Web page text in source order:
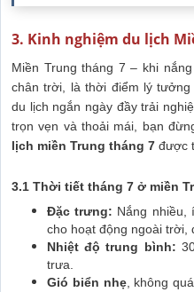
3. Kinh nghiệm du lịch
Miền Trung tháng 7 – khi
chân trời, là thời điểm lý
du lịch ngắn ngày đầy trải
trọn vẹn và thoải mái, bạn
lịch miền Trung tháng 7 được
3.1 Thời tiết tháng 7 ở miền
Đặc trưng: Nắng nhiều,
cho hoạt động ngoài trời,
Nhiệt độ trung bình:
trưa.
Gió biển nhẹ, không